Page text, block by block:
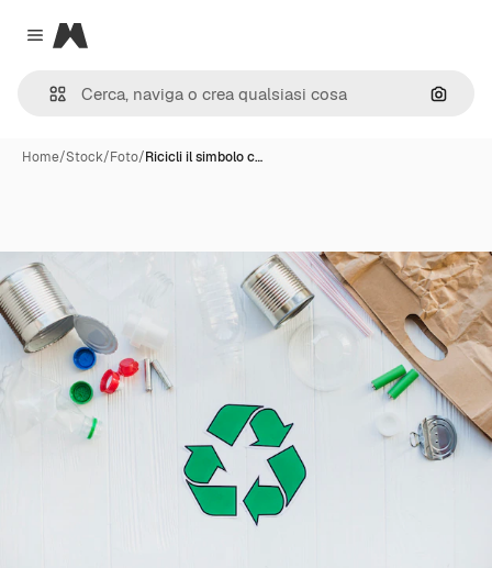
Close menu
Magnific
Cerca
Home/Stock/Foto/Ricicli il simbolo c…